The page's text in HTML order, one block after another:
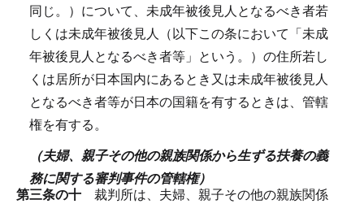
同じ。）について、未成年被後見人となるべき者若
しくは未成年被後見人（以下この条において「未成
年被後見人となるべき者等」という。）の住所若し
くは居所が日本国内にあるとき又は未成年被後見人
となるべき者等が日本の国籍を有するときは、管轄
権を有する。
（夫婦、親子その他の親族関係から生ずる扶養の義
務に関する審判事件の管轄権）
第三条の十 裁判所は、夫婦、親子その他の親族関係